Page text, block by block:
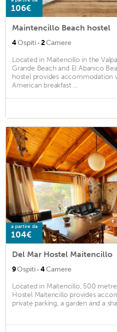
106€
Maintencillo Beach hostel
4Ospiti · 2Camere
Located in Maitencillo in the
Grande Beach and El Abanico
hostel provides accommodation
American breakfast ...
a partire da
104€
Del Mar Hostel Maitencillo
9Ospiti · 4Camere
Located in Maitencillo, 500
Hostel Maitencillo provides
private parking, a garden and a